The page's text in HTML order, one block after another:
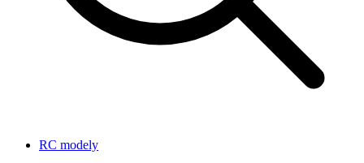
RC modely